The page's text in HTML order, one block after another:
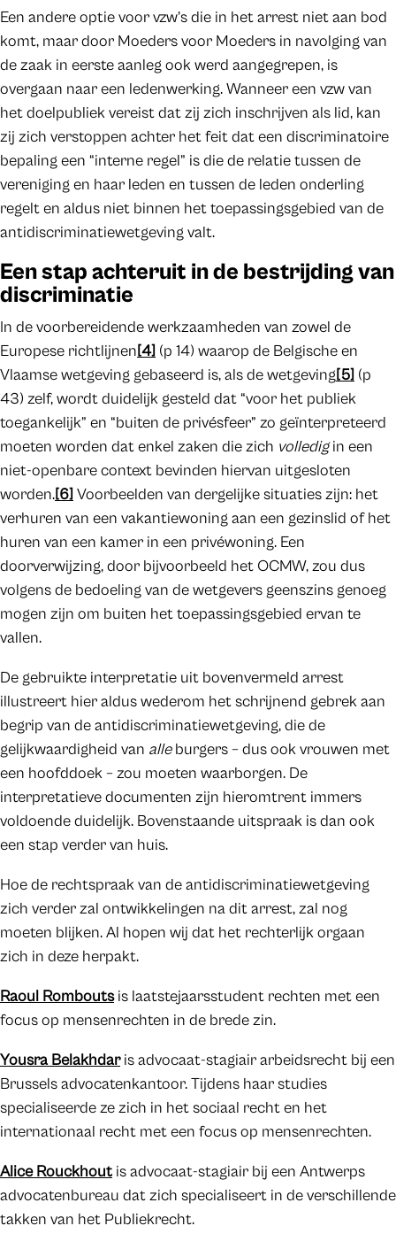
Een andere optie voor vzw’s die in het arrest niet aan bod
komt, maar door Moeders voor Moeders in navolging van
de zaak in eerste aanleg ook werd aangegrepen, is
overgaan naar een ledenwerking. Wanneer een vzw van
het doelpubliek vereist dat zij zich inschrijven als lid, kan
zij zich verstoppen achter het feit dat een discriminatoire
bepaling een “interne regel” is die de relatie tussen de
vereniging en haar leden en tussen de leden onderling
regelt en aldus niet binnen het toepassingsgebied van de
antidiscriminatiewetgeving valt.
Een stap achteruit in de bestrijding van
discriminatie
In de voorbereidende werkzaamheden van zowel de
Europese richtlijnen[4] (p 14) waarop de Belgische en
Vlaamse wetgeving gebaseerd is, als de wetgeving[5] (p
43) zelf, wordt duidelijk gesteld dat “voor het publiek
toegankelijk” en “buiten de privésfeer” zo geïnterpreteerd
moeten worden dat enkel zaken die zich volledigin een
niet-openbare context bevinden hiervan uitgesloten
worden.[6] Voorbeelden van dergelijke situaties zijn: het
verhuren van een vakantiewoning aan een gezinslid of het
huren van een kamer in een privéwoning. Een
doorverwijzing, door bijvoorbeeld het OCMW, zou dus
volgens de bedoeling van de wetgevers geenszins genoeg
mogen zijn om buiten het toepassingsgebied ervan te
vallen.
De gebruikte interpretatie uit bovenvermeld arrest
illustreert hier aldus wederom het schrijnend gebrek aan
begrip van de antidiscriminatiewetgeving, die de
gelijkwaardigheid van alleburgers – dus ook vrouwen met
een hoofddoek – zou moeten waarborgen. De
interpretatieve documenten zijn hieromtrent immers
voldoende duidelijk. Bovenstaande uitspraak is dan ook
een stap verder van huis.
Hoe de rechtspraak van de antidiscriminatiewetgeving
zich verder zal ontwikkelingen na dit arrest, zal nog
moeten blijken. Al hopen wij dat het rechterlijk orgaan
zich in deze herpakt.
Raoul Rombouts is laatstejaarsstudent rechten met een
focus op mensenrechten in de brede zin.
Yousra Belakhdar is advocaat-stagiair arbeidsrecht bij een
Brussels advocatenkantoor. Tijdens haar studies
specialiseerde ze zich in het sociaal recht en het
internationaal recht met een focus op mensenrechten.
Alice Rouckhout is advocaat-stagiair bij een Antwerps
advocatenbureau dat zich specialiseert in de verschillende
takken van het Publiekrecht.